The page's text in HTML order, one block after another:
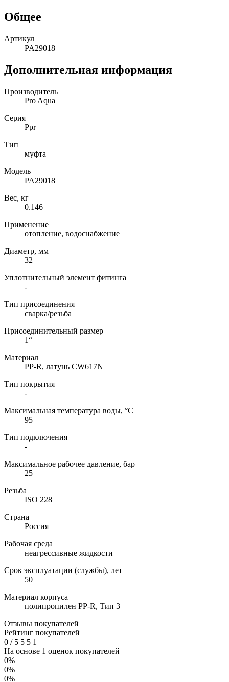
Общее
Артикул
PA29018
Дополнительная информация
Производитель
Pro Aqua
Серия
Ppr
Тип
муфта
Модель
PA29018
Вес, кг
0.146
Применение
отопление, водоснабжение
Диаметр, мм
32
Уплотнительный элемент фитинга
-
Тип присоединения
сварка/резьба
Присоединительный размер
1“
Материал
PP-R, латунь CW617N
Тип покрытия
-
Максимальная температура воды, °C
95
Тип подключения
-
Максимальное рабочее давление, бар
25
Резьба
ISO 228
Страна
Россия
Рабочая среда
неагрессивные жидкости
Срок эксплуатации (службы), лет
50
Материал корпуса
полипропилен PP-R, Тип 3
Отзывы покупателей
Рейтинг покупателей
0 /5 5 5 1
На основе 1 оценок покупателей
0%
0%
0%